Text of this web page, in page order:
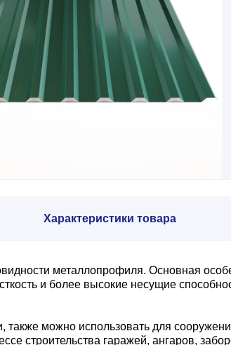
Характеристики товара
металлопрофиля. Основная
и более высокие несущие
также можно использовать для
строительства гаражей, ангаров,